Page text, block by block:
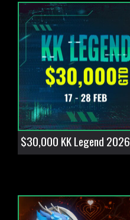
$30,000 KK Legend 2026